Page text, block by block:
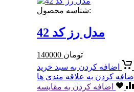
شناسه محصول:
مدل رز کد 42
140000 تومان
اضافه کردن به سبد خرید
اضافه کردن به علاقه مندی ها
اضافه کردن به مقایسه